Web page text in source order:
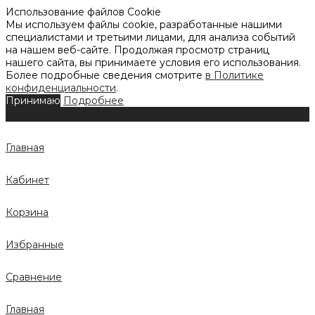
Использование файлов Cookie
Мы используем файлы cookie, разработанные нашими
специалистами и третьими лицами, для анализа событий
на нашем веб-сайте. Продолжая просмотр страниц
нашего сайта, вы принимаете условия его использования.
Более подробные сведения смотрите в Политике
конфиденциальности.
Принимаю Подробнее
Главная
Кабинет
Корзина
Избранные
Сравнение
Главная